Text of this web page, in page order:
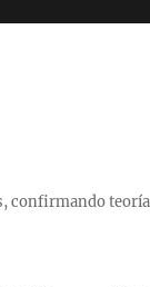
confirmando